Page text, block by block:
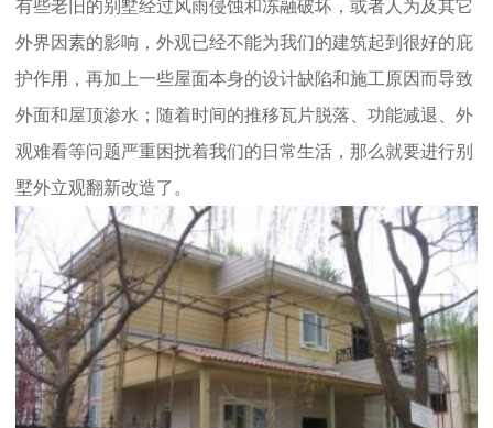
有些老旧的别墅经过风雨侵蚀和冻融破坏，或者人为及其它
外界因素的影响，外观已经不能为我们的建筑起到很好的庇
护作用，再加上一些屋面本身的设计缺陷和施工原因而导致
外面和屋顶渗水；随着时间的推移瓦片脱落、功能减退、外
观难看等问题严重困扰着我们的日常生活，那么就要进行别
墅外立观翻新改造了。